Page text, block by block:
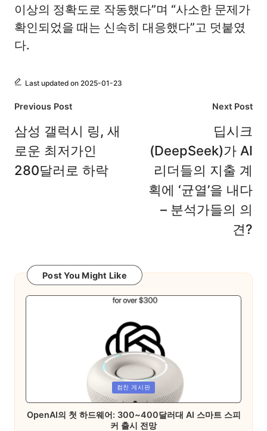
이상의 정확도로 작동했다”며 “사소한 문제가
확인되었을 때는 신속히 대응했다”고 덧붙였
다.
Last updated on 2025-01-23
Post
navigation
Previous Post
삼성 갤럭시 링, 새
로운 최저가인
280달러로 하락
Next Post
딥시크
(DeepSeek)가 AI
리더들의 지출 계
획에 ‘균열’을 내다
– 분석가들의 의
견?
Post You Might Like
컴친 게시판
OpenAI의 첫 하드웨어: 300~400달러대 AI 스마트 스피
커 출시 전망